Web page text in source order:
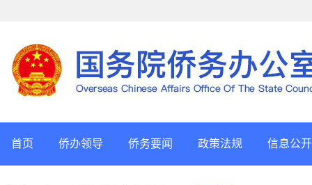
首页 侨办领导 侨务要闻 政策法规 信息公开